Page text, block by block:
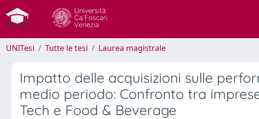
UNITesi Tutte le tesi Laurea magistrale
Impatto delle acquisizioni sulle
medio periodo: Confronto tra
Tech e Food & Beverage